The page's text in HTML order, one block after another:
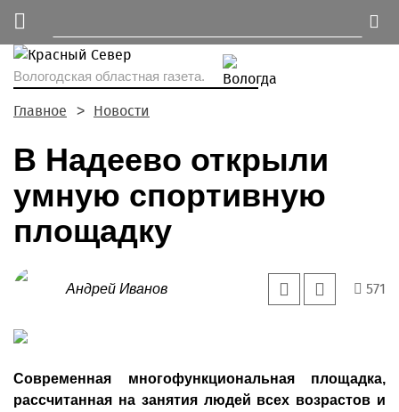
Вологодская областная газета.
Главное Новости
В Надеево открыли
умную спортивную
площадку
Андрей Иванов 571
Современная многофункциональная площадка,
рассчитанная на занятия людей всех возрастов и